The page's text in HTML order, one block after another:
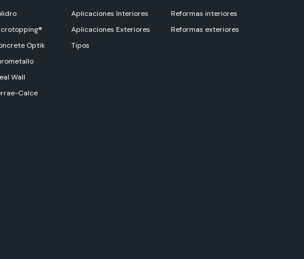
Optik
Wall
Calce
Aplicaciones Interiores
Aplicaciones Exteriores
Tipos
Reformas interiores
Reformas exteriores